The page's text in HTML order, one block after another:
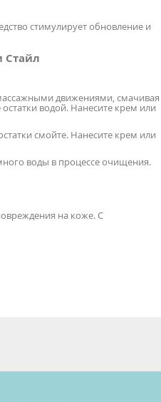
стимулирует обновление и
Стайл
движениями, смачивая
водой. Нанесите крем или
смойте. Нанесите крем или
воды в процессе очищения.
на коже. С